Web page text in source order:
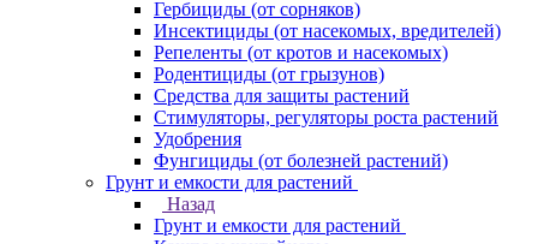
Гербициды (от сорняков)
Инсектициды (от насекомых, вредителей)
Репеленты (от кротов и насекомых)
Родентициды (от грызунов)
Средства для защиты растений
Стимуляторы, регуляторы роста растений
Удобрения
Фунгициды (от болезней растений)
Грунт и емкости для растений
Назад
Грунт и емкости для растений